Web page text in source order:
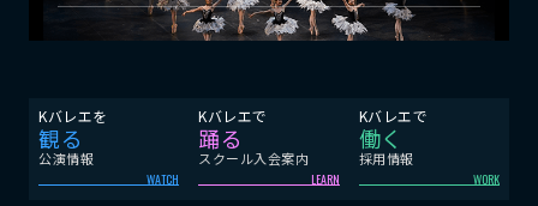
Kバレエを
観る
公演情報
WATCH
Kバレエで
踊る
スクール入会案内
LEARN
Kバレエで
働く
採用情報
WORK